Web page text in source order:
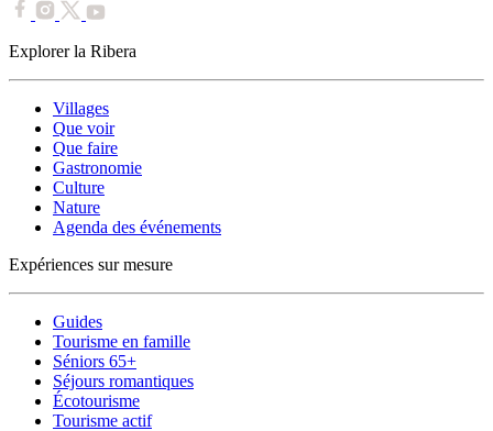
Explorer la Ribera
Villages
Que voir
Que faire
Gastronomie
Culture
Nature
Agenda des événements
Expériences sur mesure
Guides
Tourisme en famille
Séniors 65+
Séjours romantiques
Écotourisme
Tourisme actif